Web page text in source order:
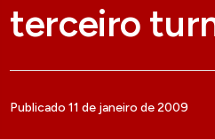
terceiro
Publicado 11 de janeiro de 2009